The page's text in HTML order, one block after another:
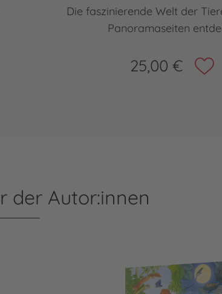
Die faszinierende Welt der
Panoramaseiten
25,00 €
der Autor:innen